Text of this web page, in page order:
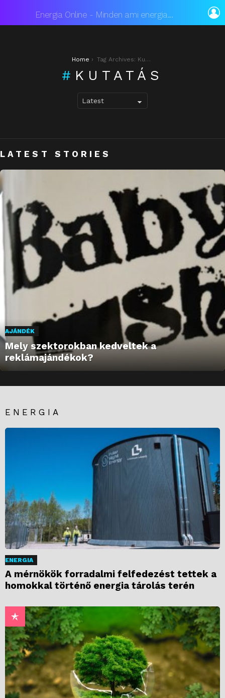
Energia Online - Minden ami energia...
Home Tag Archives: Kutatás
KUTATÁS
LATEST STORIES
AJÁNDÉK
Mely szektorokban kedveltek a
reklámajándékok?
ENERGIA
ENERGIA
A mérnökök forradalmi felfedezést tettek a
homokkal történő energia tárolás terén